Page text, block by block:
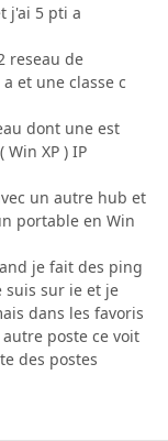
j'ai 5 pti a
reseau de
et une classe c
dont une est
XP ) IP
un autre hub et
portable en Win
je fait des ping
sur ie et je
dans les favoris
poste ce voit
des postes